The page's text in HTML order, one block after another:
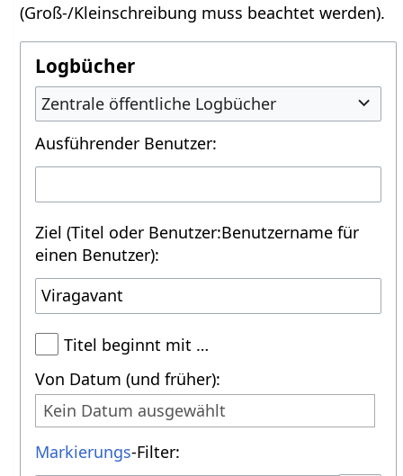
(Groß-/Kleinschreibung muss beachtet werden).
Logbücher
Zentrale öffentliche Logbücher
Ausführender Benutzer:
Ziel (Titel oder Benutzer:Benutzername für
einen Benutzer):
Titel beginnt mit …
Von Datum (und früher):
Kein Datum ausgewählt
Markierungs-Filter: